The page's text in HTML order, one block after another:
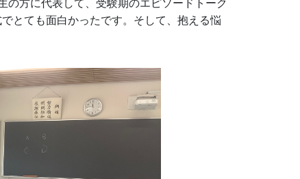
の方に代表して、受験期のエピソードトーク
とても面白かったです。そして、抱える悩